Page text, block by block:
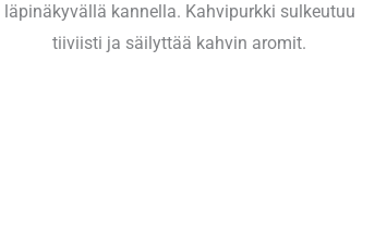
läpinäkyvällä kannella. Kahvipurkki sulkeutuu
tiiviisti ja säilyttää kahvin aromit.